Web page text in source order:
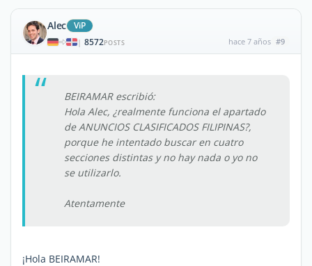
Alec ViP
| 8572POSTS hace 7 años #9
BEIRAMAR escribió:
Hola Alec, ¿realmente funciona el apartado
de ANUNCIOS CLASIFICADOS FILIPINAS?,
porque he intentado buscar en cuatro
secciones distintas y no hay nada o yo no
se utilizarlo.
Atentamente
¡Hola BEIRAMAR!